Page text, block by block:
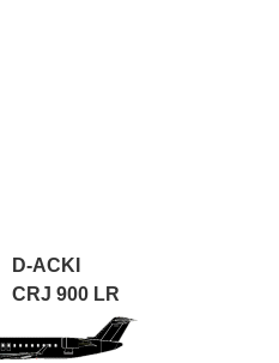
D-ACKI
CRJ 900 LR